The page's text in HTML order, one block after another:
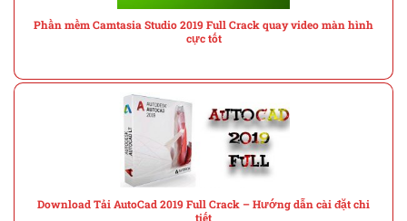
Phần mềm Camtasia Studio 2019 Full Crack quay video màn hình
cực tốt
Download Tải AutoCad 2019 Full Crack – Hướng dẫn cài đặt chi
tiết